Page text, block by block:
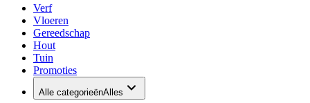
Verf
Vloeren
Gereedschap
Hout
Tuin
Promoties
Alle categorieënAlles